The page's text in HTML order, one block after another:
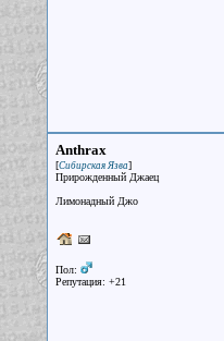
Anthrax
[Сибирская Язва]
Прирожденный Джаец
Лимонадный Джо
Пол:
Репутация: +21